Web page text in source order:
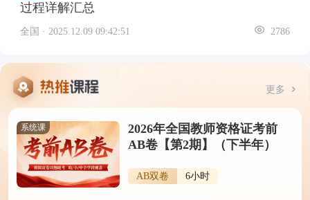
过程详解汇总
全国 · 2025.12.09 09:42:51 2786
更多
系统课
2026年全国教师资格证考前
AB卷【第2期】（下半年）
AB双卷 6小时